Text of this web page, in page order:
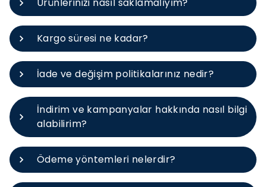
Kargo süresi ne kadar?
İade ve değişim politikalarınız nedir?
İndirim ve kampanyalar hakkında nasıl bilgi
alabilirim?
Ödeme yöntemleri nelerdir?